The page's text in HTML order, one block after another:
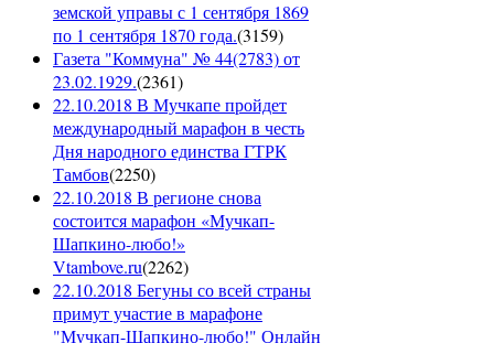
земской управы с 1 сентября 1869
по 1 сентября 1870 года.(3159)
Газета "Коммуна" № 44(2783) от
23.02.1929.(2361)
22.10.2018 В Мучкапе пройдет
международный марафон в честь
Дня народного единства ГТРК
Тамбов(2250)
22.10.2018 В регионе снова
состоится марафон «Мучкап-
Шапкино-любо!»
Vtambove.ru(2262)
22.10.2018 Бегуны со всей страны
примут участие в марафоне
"Мучкап-Шапкино-любо!" Онлайн